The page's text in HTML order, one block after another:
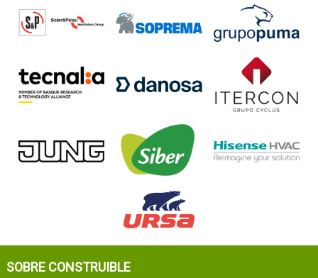
SOBRE CONSTRUIBLE